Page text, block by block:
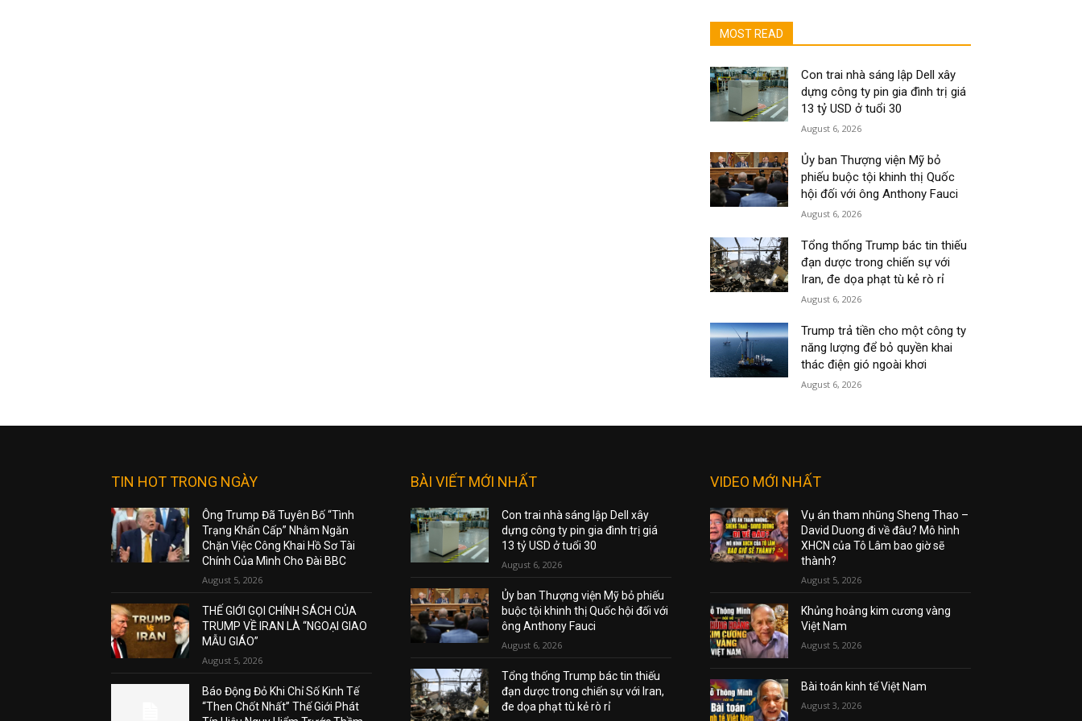
MOST READ
Con trai nhà sáng lập Dell xây
dựng công ty pin gia đình trị giá
13 tỷ USD ở tuổi 30
August 6, 2026
Ủy ban Thượng viện Mỹ bỏ
phiếu buộc tội khinh thị Quốc
hội đối với ông Anthony Fauci
August 6, 2026
Tổng thống Trump bác tin thiếu
đạn dược trong chiến sự với
Iran, đe dọa phạt tù kẻ rò rỉ
August 6, 2026
Trump trả tiền cho một công ty
năng lượng để bỏ quyền khai
thác điện gió ngoài khơi
August 6, 2026
TIN HOT TRONG NGÀY
Ông Trump Đã Tuyên Bố “Tình
Trạng Khẩn Cấp” Nhằm Ngăn
Chặn Việc Công Khai Hồ Sơ Tài
Chính Của Mình Cho Đài BBC
August 5, 2026
THẾ GIỚI GỌI CHÍNH SÁCH CỦA
TRUMP VỀ IRAN LÀ “NGOẠI GIAO
MẪU GIÁO”
August 5, 2026
Báo Động Đỏ Khi Chỉ Số Kinh Tế
“Then Chốt Nhất” Thế Giới Phát
BÀI VIẾT MỚI NHẤT
Con trai nhà sáng lập Dell xây
dựng công ty pin gia đình trị giá
13 tỷ USD ở tuổi 30
August 6, 2026
Ủy ban Thượng viện Mỹ bỏ phiếu
buộc tội khinh thị Quốc hội đối với
ông Anthony Fauci
August 6, 2026
Tổng thống Trump bác tin thiếu
đạn dược trong chiến sự với Iran,
đe dọa phạt tù kẻ rò rỉ
VIDEO MỚI NHẤT
Vụ án tham nhũng Sheng Thao –
David Duong đi về đâu? Mô hình
XHCN của Tô Lâm bao giờ sẽ
thành?
August 5, 2026
Khủng hoảng kim cương vàng
Việt Nam
August 5, 2026
Bài toán kinh tế Việt Nam
August 3, 2026